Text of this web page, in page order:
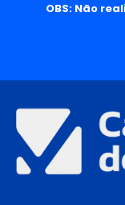
OBS: Não